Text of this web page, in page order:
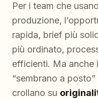
Per i team che
produzione,
rapida, brief più
più ordinato,
efficienti. Ma anche
“sembrano a
crollano su